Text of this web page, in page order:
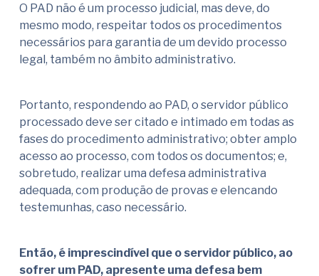
O PAD não é um processo judicial, mas deve, do
mesmo modo, respeitar todos os procedimentos
necessários para garantia de um devido processo
legal, também no âmbito administrativo.
Portanto, respondendo ao PAD, o servidor público
processado deve ser citado e intimado em todas as
fases do procedimento administrativo; obter amplo
acesso ao processo, com todos os documentos; e,
sobretudo, realizar uma defesa administrativa
adequada, com produção de provas e elencando
testemunhas, caso necessário.
Então, é imprescindível que o servidor público, ao
sofrer um PAD, apresente uma defesa bem